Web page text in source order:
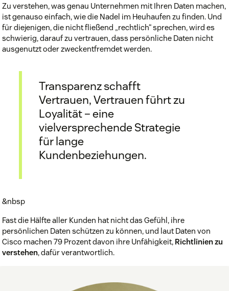
Zu verstehen, was genau Unternehmen mit Ihren Daten machen,
ist genauso einfach, wie die Nadel im Heuhaufen zu finden. Und
für diejenigen, die nicht fließend „rechtlich“ sprechen, wird es
schwierig, darauf zu vertrauen, dass persönliche Daten nicht
ausgenutzt oder zweckentfremdet werden.
Transparenz schafft
Vertrauen, Vertrauen führt zu
Loyalität – eine
vielversprechende Strategie
für lange
Kundenbeziehungen.
&nbsp
Fast die Hälfte aller Kunden hat nicht das Gefühl, ihre
persönlichen Daten schützen zu können, und laut Daten von
Cisco machen 79 Prozent davon ihre Unfähigkeit, Richtlinien zu
verstehen, dafür verantwortlich.